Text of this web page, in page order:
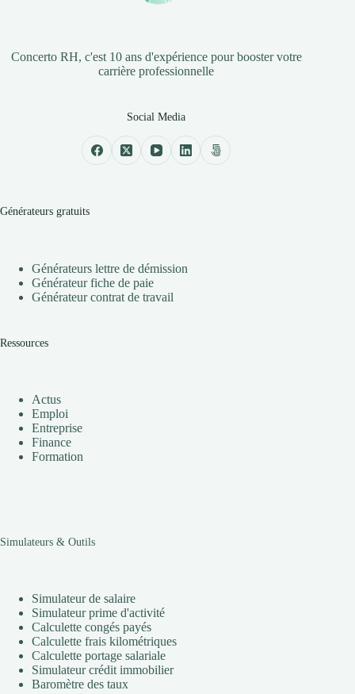
Concerto RH, c'est 10 ans d'expérience pour booster votre
carrière professionnelle
Social Media
Générateurs gratuits
Générateurs lettre de démission
Générateur fiche de paie
Générateur contrat de travail
Ressources
Actus
Emploi
Entreprise
Finance
Formation
Simulateurs & Outils
Simulateur de salaire
Simulateur prime d'activité
Calculette congés payés
Calculette frais kilométriques
Calculette portage salariale
Simulateur crédit immobilier
Baromètre des taux